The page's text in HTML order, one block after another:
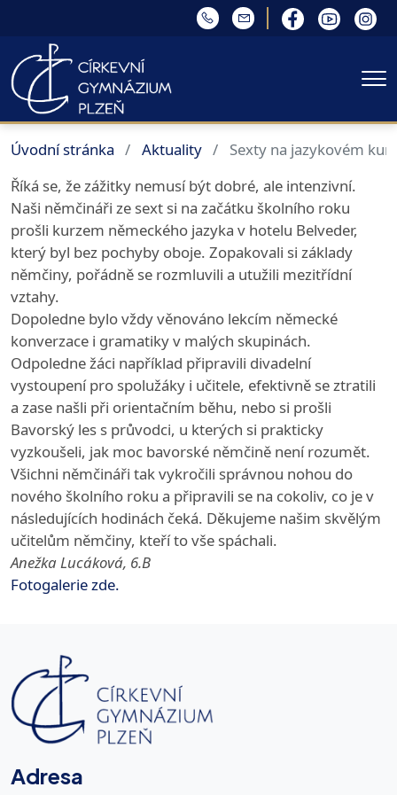
Úvodní stránka Aktuality
Sexty na jazykovém
Říká se, že zážitky nemusí být dobré, ale intenzivní.
Naši němčináři ze sext si na začátku školního roku
prošli kurzem německého jazyka v hotelu Belveder,
který byl bez pochyby oboje. Zopakovali si základy
němčiny, pořádně se rozmluvili a utužili mezitřídní
vztahy.
Dopoledne bylo vždy věnováno lekcím německé
konverzace i gramatiky v malých skupinách.
Odpoledne žáci například připravili divadelní
vystoupení pro spolužáky i učitele, efektivně se ztratili
a zase našli při orientačním běhu, nebo si prošli
Bavorský les s průvodci, u kterých si prakticky
vyzkoušeli, jak moc bavorské němčině není rozumět.
Všichni němčináři tak vykročili správnou nohou do
nového školního roku a připravili se na cokoliv, co je v
následujících hodinách čeká. Děkujeme našim skvělým
učitelům němčiny, kteří to vše spáchali.
Anežka Lucáková, 6.B
Fotogalerie zde.
Adresa